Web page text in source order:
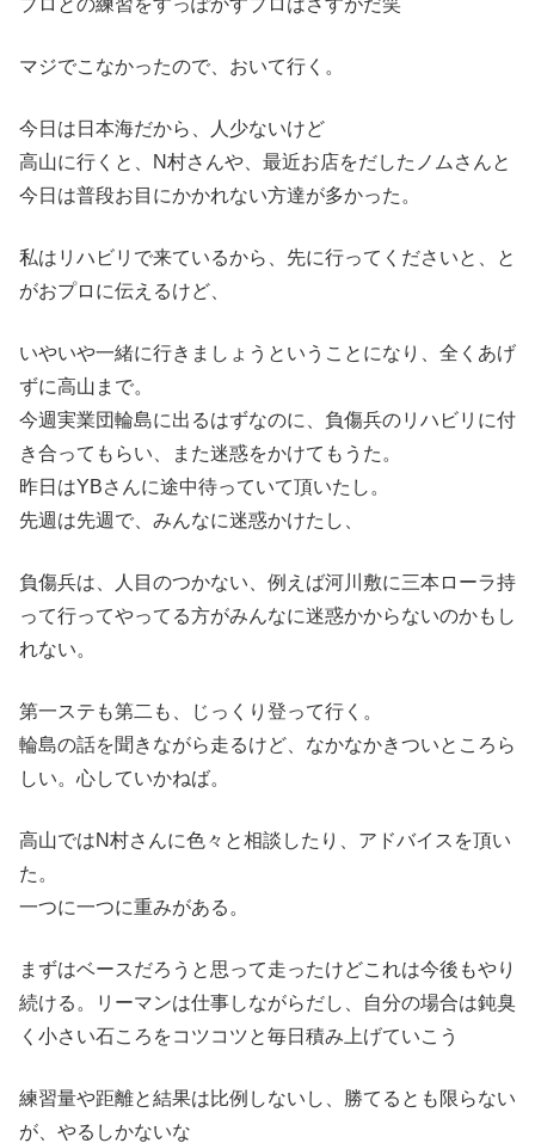
マジでこなかったので、おいて行く。
今日は日本海だから、人少ないけど
高山に行くと、N村さんや、最近お店をだしたノムさんと
今日は普段お目にかかれない方達が多かった。
私はリハビリで来ているから、先に行ってくださいと、と
がおプロに伝えるけど、
いやいや一緒に行きましょうということになり、全くあげ
ずに高山まで。
今週実業団輪島に出るはずなのに、負傷兵のリハビリに付
き合ってもらい、また迷惑をかけてもうた。
昨日はYBさんに途中待っていて頂いたし。
先週は先週で、みんなに迷惑かけたし、
負傷兵は、人目のつかない、例えば河川敷に三本ローラ持
って行ってやってる方がみんなに迷惑かからないのかもし
れない。
第一ステも第二も、じっくり登って行く。
輪島の話を聞きながら走るけど、なかなかきついところら
しい。心していかねば。
高山ではN村さんに色々と相談したり、アドバイスを頂い
た。
一つに一つに重みがある。
まずはベースだろうと思って走ったけどこれは今後もやり
続ける。リーマンは仕事しながらだし、自分の場合は鈍臭
く小さい石ころをコツコツと毎日積み上げていこう
練習量や距離と結果は比例しないし、勝てるとも限らない
が、やるしかないな